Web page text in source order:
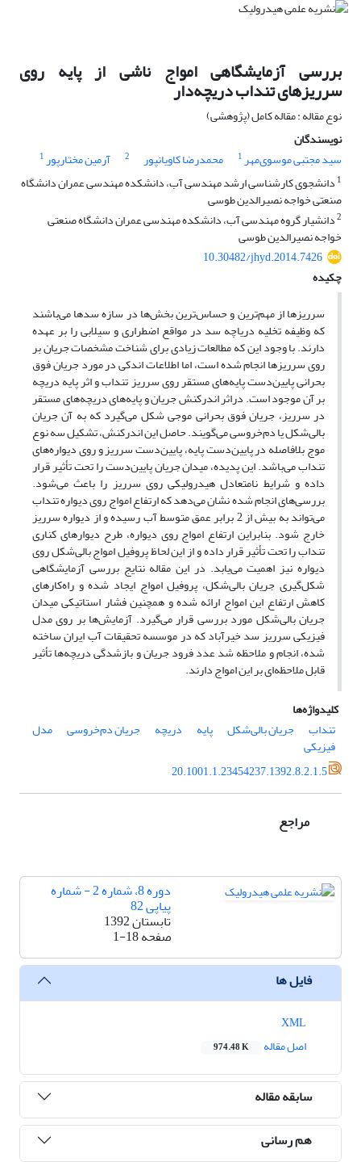
بررسی آزمایشگاهی امواج ناشی از پایه روی
سرریزهای تنداب دریچه‌دار
نوع مقاله : مقاله کامل (پژوهشی)
نویسندگان
سید مجتبی موسوی‌مهر1 محمدرضا کاویانپور 2 آرمین مختارپور1
1 دانشجوی کارشناسی ارشد مهندسی آب، دانشکده مهندسی عمران دانشگاه
صنعتی خواجه نصیرالدین طوسی
2دانشیار گروه مهندسی آب، دانشکده مهندسی عمران دانشگاه صنعتی
خواجه نصیرالدین طوسی
10.30482/jhyd.2014.7426
چکیده
سرریز‌ها از مهم‌ترین و حساس‌ترین بخش‌ها در سازه سدها می‌باشند
که وظیفه تخلیه دریاچه سد در مواقع اضطراری و سیلابی را بر عهده
دارند. با وجود این که مطالعات زیادی برای شناخت مشخصات جریان بر
روی سرریزها انجام شده است، اما اطلاعات اندکی در مورد جریان فوق
بحرانی پایین‌دست پایه‌های مستقر روی سرریز تنداب و اثر پایه دریچه
بر آن موجود است. دراثر اندرکنش جریان و پایه‌های دریچه‌های مستقر
در سرریز، جریان فوق بحرانی موجی شکل می‌گیرد که به آن جریان
بالی‌شکل یا دم‌خروسی می‌گویند. حاصل این اندرکنش، تشکیل سه نوع
موج بلافاصله در پایین‌دست پایه، پایین‌دست سرریز و روی دیواره‌های
تنداب می‌باشد. این پدیده، میدان جریان پایین‌دست را تحت تأثیر قرار
داده و شرایط نامتعادل هیدرولیکی روی سرریز را باعث می‌شود.
بررسی‌های انجام شده نشان می‌دهد که ارتفاع امواج روی دیواره تنداب
می‌تواند به بیش از 2 برابر عمق متوسط آب رسیده و از دیواره سرریز
خارج شود. بنابراین ارتفاع امواج روی دیواره، طرح دیوارهای کناری
تنداب را تحت تأثیر قرار داده و از این لحاظ پروفیل امواج بالی‌شکل روی
دیواره نیز اهمیت می‌یابد. در این مقاله نتایج بررسی آزمایشگاهی
شکل‌گیری جریان بالی‌شکل، پروفیل امواج ایجاد شده و راه‌کارهای
کاهش ارتفاع این امواج ارائه شده و همچنین فشار استاتیکی میدان
جریان بالی‌شکل مورد بررسی قرار می‌گیرد. آزمایش‌ها بر روی مدل
فیزیکی سرریز سد خیرآباد که در موسسه تحقیقات آب ایران ساخته
شده، انجام و ملاحظه شد عدد فرود جریان و بازشدگی دریچه‌ها تأثیر
قابل ملاحظه‌ای بر این امواج دارند.
کلیدواژه‌ها
تنداب
جریان بالی‌شکل پایه دریچه جریان دم‌خروسی مدل
فیزیکی
20.1001.1.23454237.1392.8.2.1.5
مراجع
دوره 8، شماره 2 - شماره
پیاپی 82
تابستان 1392
صفحه1-18
فایل ها
اصل مقاله
974.48 K
سابقه مقاله
هم رسانی